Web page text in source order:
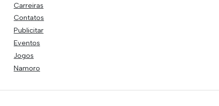
Carreiras
Contatos
Publicitar
Eventos
Jogos
Namoro